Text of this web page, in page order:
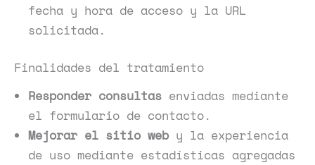
fecha y hora de acceso y la URL
solicitada.
Finalidades del tratamiento
Responder consultas enviadas mediante
el formulario de contacto.
Mejorar el sitio web y la experiencia
de uso mediante estadísticas agregadas